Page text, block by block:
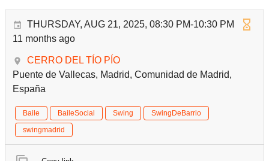
THURSDAY, AUG 21, 2025, 08:30 PM-10:30 PM
11 months ago
CERRO DEL TÍO PÍO
Puente de Vallecas, Madrid, Comunidad de Madrid,
España
Baile BaileSocial Swing
SwingDeBarrio
swingmadrid